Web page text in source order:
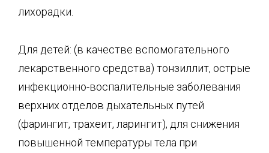
лихорадки.
Для детей: (в качестве вспомогательного
лекарственного средства) тонзиллит, острые
инфекционно-воспалительные заболевания
верхних отделов дыхательных путей
(фарингит, трахеит, ларингит), для снижения
повышенной температуры тела при